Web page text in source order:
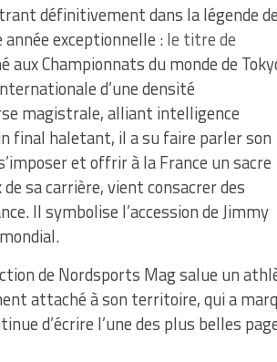
définitivement dans la légende de
exceptionnelle :le titre de
aux Championnats du monde de
d’une densité
magistrale, alliant intelligence
final haletant, il a su faire parler son
et offrir à la France un sacre
sa carrière, vient consacrer des
Il symbolise l’accession de Jimmy
de Nordsports Mag salue un
attaché à son territoire, qui a
d’écrire l’une des plus belles